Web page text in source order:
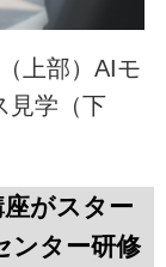
上部）AIモ
見学（下
がスター
ンター研修